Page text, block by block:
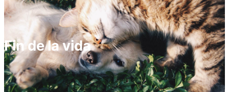
Fin de la vida